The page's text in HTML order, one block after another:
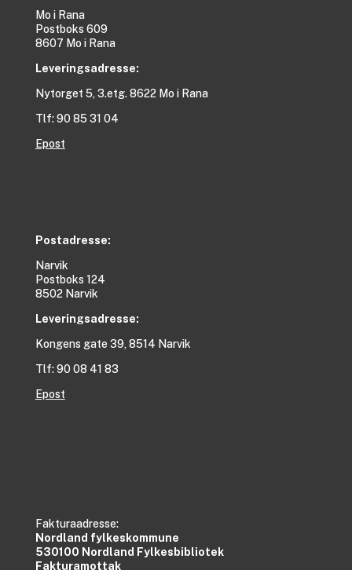
Mo i Rana
Postboks 609
8607 Mo i Rana
Leveringsadresse:
Nytorget 5, 3.etg. 8622 Mo i Rana
Tlf: 90 85 31 04
Epost
Postadresse:
Narvik
Postboks 124
8502 Narvik
Leveringsadresse:
Kongens gate 39, 8514 Narvik
Tlf: 90 08 41 83
Epost
Fakturaadresse:
Nordland fylkeskommune
530100 Nordland Fylkesbibliotek
Fakturamottak